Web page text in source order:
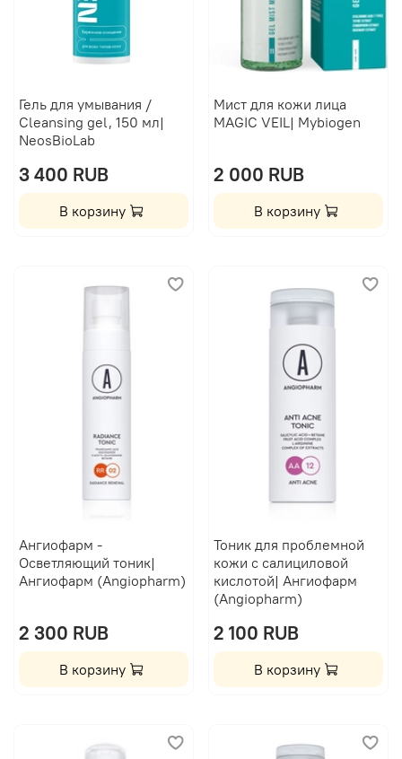
Гель для умывания /
Cleansing gel, 150 мл|
NeosBioLab
3 400 RUB
В корзину
Мист для кожи лица
MAGIC VEIL| Mybiogen
2 000 RUB
В корзину
Ангиофарм -
Осветляющий тоник|
Ангиофарм (Angiopharm)
2 300 RUB
В корзину
Тоник для проблемной
кожи с салициловой
кислотой| Ангиофарм
(Angiopharm)
2 100 RUB
В корзину